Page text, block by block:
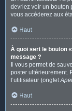
devriez voir un bouton
vous accéderez aux
Haut
À quoi sert le bouton
message ?
Il vous permet de
poster ultérieurement.
l’utilisateur (onglet
Haut